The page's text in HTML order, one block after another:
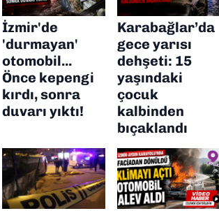
İzmir'de
'durmayan'
otomobil...
Önce kepengi
kırdı, sonra
duvarı yıktı!
Karabağlar’da
gece yarısı
dehşeti: 15
yaşındaki
çocuk
kalbinden
bıçaklandı